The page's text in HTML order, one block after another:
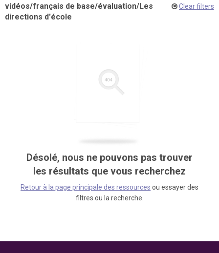
vidéos/français de base/évaluation/Les
directions d'école
Clear filters
Désolé, nous ne pouvons pas trouver
les résultats que vous recherchez
Retour à la page principale des ressources ou essayer des
filtres ou la recherche.